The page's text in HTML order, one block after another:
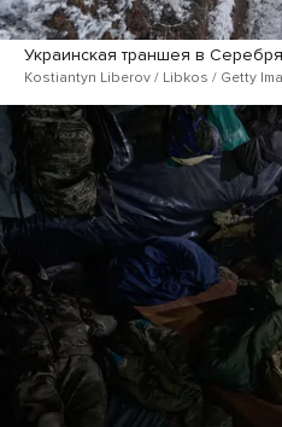
Украинская траншея в
Kostiantyn Liberov / Libkos / Getty